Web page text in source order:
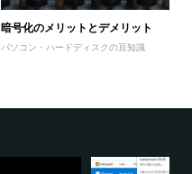
暗号化のメリットとデメリット
パソコン・ハードディスクの豆知識